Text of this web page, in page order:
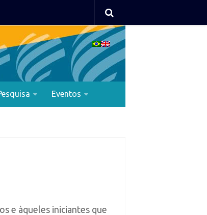
Eventos
e àqueles iniciantes que